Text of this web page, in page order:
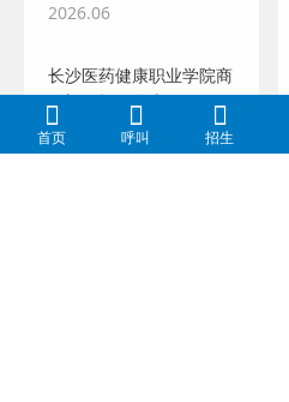
2026.06
长沙医药健康职业学院商
铺门面招租公告
首页 呼叫 招生